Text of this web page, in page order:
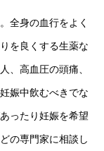
全身の血行をよく
を良くする生薬な
、高血圧の頭痛、
娠中飲むべきでな
ったり妊娠を希望
の専門家に相談し